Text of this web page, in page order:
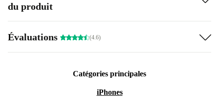
du produit
Évaluations (4.6)
Catégories principales
iPhones